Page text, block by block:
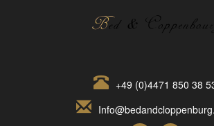
+49 (0)4471 850 38